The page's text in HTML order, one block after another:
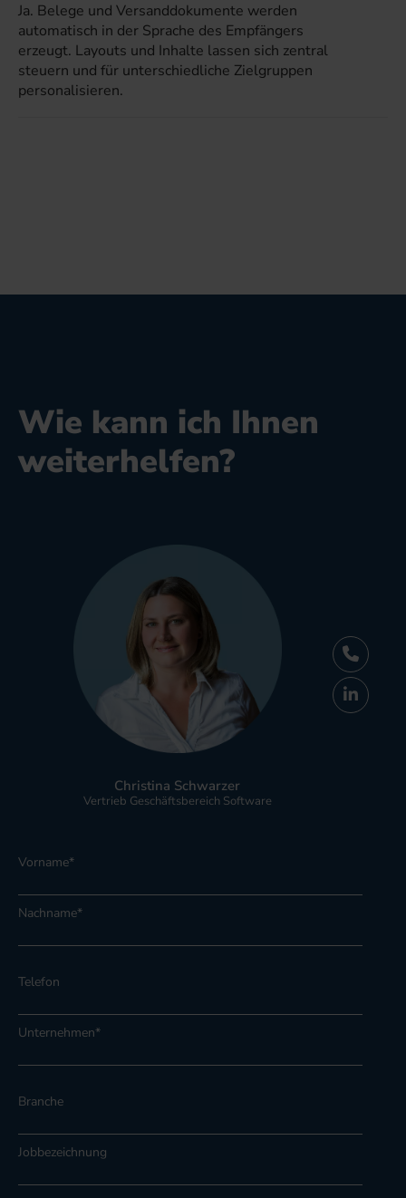
Ja. Belege und Versanddokumente werden
automatisch in der Sprache des Empfängers
erzeugt. Layouts und Inhalte lassen sich zentral
steuern und für unterschiedliche Zielgruppen
personalisieren.
Wie kann ich Ihnen
weiterhelfen?
Christina Schwarzer
Vertrieb Geschäftsbereich Software
Vorname*
Nachname*
Telefon
Unternehmen*
Branche
Jobbezeichnung